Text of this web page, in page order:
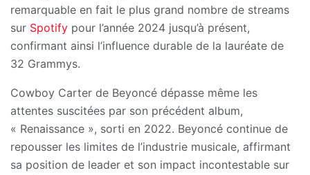
remarquable en fait le plus grand nombre de streams
sur Spotify pour l’année 2024 jusqu’à présent,
confirmant ainsi l’influence durable de la lauréate de
32 Grammys.
Cowboy Carter de Beyoncé dépasse même les
attentes suscitées par son précédent album,
« Renaissance », sorti en 2022. Beyoncé continue de
repousser les limites de l’industrie musicale, affirmant
sa position de leader et son impact incontestable sur